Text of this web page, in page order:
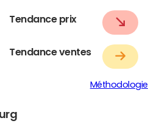
Tendance prix
Tendance ventes
Méthodologie